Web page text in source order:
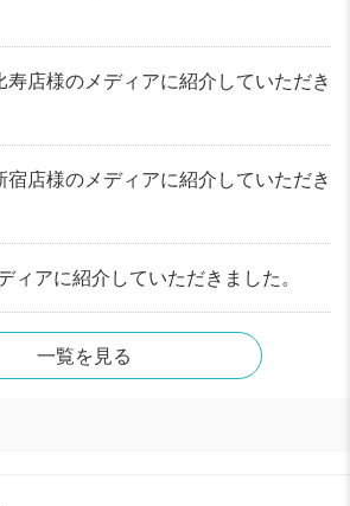
寿店様のメディアに紹介していただき
宿店様のメディアに紹介していただき
ィアに紹介していただきました。
一覧を見る